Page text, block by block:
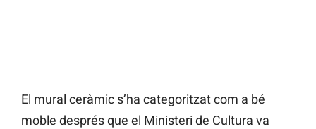
El mural ceràmic s’ha categoritzat com a bé
moble després que el Ministeri de Cultura va